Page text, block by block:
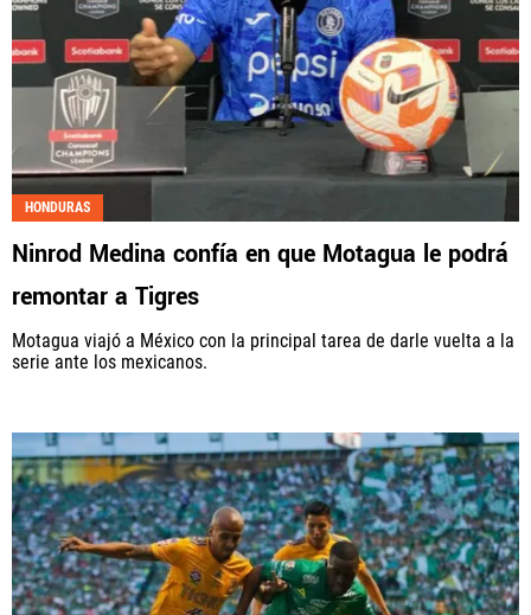
HONDURAS
Ninrod Medina confía en que Motagua le podrá
remontar a Tigres
Motagua viajó a México con la principal tarea de darle vuelta a la
serie ante los mexicanos.